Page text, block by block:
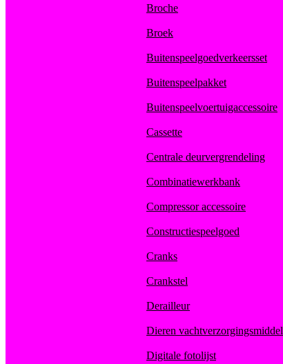
Broche
Broek
Buitenspeelgoedverkeersset
Buitenspeelpakket
Buitenspeelvoertuigaccessoire
Cassette
Centrale deurvergrendeling
Combinatiewerkbank
Compressor accessoire
Constructiespeelgoed
Cranks
Crankstel
Derailleur
Dieren vachtverzorgingsmiddel
Digitale fotolijst